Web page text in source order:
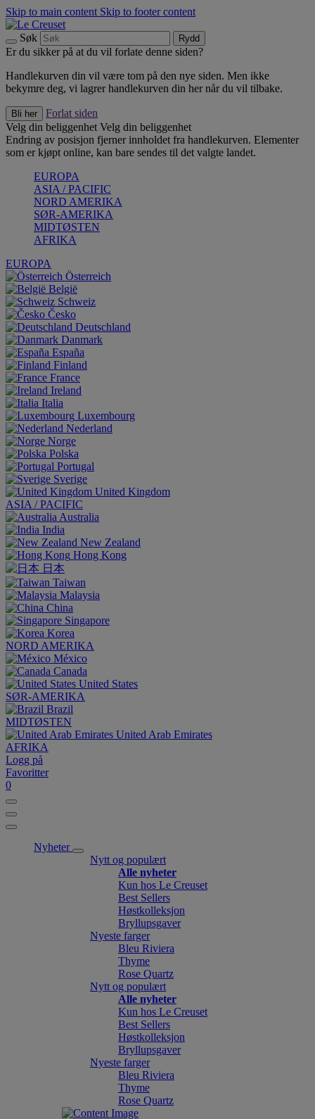
Skip to main content Skip to footer content
Søk Rydd
Er du sikker på at du vil forlate denne siden?
Handlekurven din vil være tom på den nye siden. Men ikke
bekymre deg, vi lagrer handlekurven din her når du vil tilbake.
Bli her
Forlat siden
Velg din beliggenhet Velg din beliggenhet
Endring av posisjon fjerner innholdet fra handlekurven. Elementer
som er kjøpt online, kan bare sendes til det valgte landet.
EUROPA
ASIA / PACIFIC
NORD AMERIKA
SØR-AMERIKA
MIDTØSTEN
AFRIKA
EUROPA
Österreich
België
Schweiz
Česko
Deutschland
Danmark
España
Finland
France
Ireland
Italia
Luxembourg
Nederland
Norge
Polska
Portugal
Sverige
United Kingdom
ASIA / PACIFIC
Australia
India
New Zealand
Hong Kong
日本
Taiwan
Malaysia
China
Singapore
Korea
NORD AMERIKA
México
Canada
United States
SØR-AMERIKA
Brazil
MIDTØSTEN
United Arab Emirates
AFRIKA
Logg på
Favoritter
0
Nyheter
Nytt og populært
Alle nyheter
Kun hos Le Creuset
Best Sellers
Høstkolleksjon
Bryllupsgaver
Nyeste farger
Bleu Riviera
Thyme
Rose Quartz
Nytt og populært
Alle nyheter
Kun hos Le Creuset
Best Sellers
Høstkolleksjon
Bryllupsgaver
Nyeste farger
Bleu Riviera
Thyme
Rose Quartz